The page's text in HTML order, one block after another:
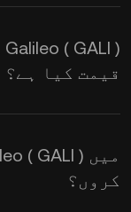
قیمت کیا ہے؟
کروں؟